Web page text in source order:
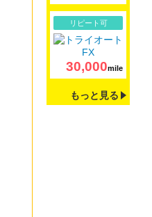
リピート可
30,000mile
もっと見る